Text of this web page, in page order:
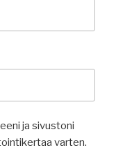
ja sivustoni
varten.